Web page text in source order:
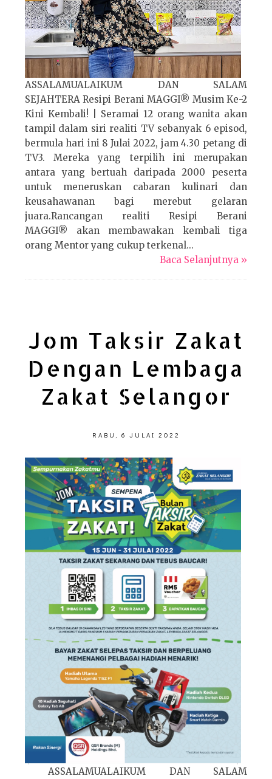
ASSALAMUALAIKUM DAN SALAM
SEJAHTERA Resipi Berani MAGGI® Musim Ke-2
Kini Kembali! | Seramai 12 orang wanita akan
tampil dalam siri realiti TV sebanyak 6 episod,
bermula hari ini 8 Julai 2022, jam 4.30 petang di
TV3. Mereka yang terpilih ini merupakan
antara yang bertuah daripada 2000 peserta
untuk meneruskan cabaran kulinari dan
keusahawanan bagi merebut gelaran
juara.Rancangan realiti Resipi Berani
MAGGI® akan membawakan kembali tiga
orang Mentor yang cukup terkenal...
Baca Selanjutnya »
Jom Taksir Zakat
Dengan Lembaga
Zakat Selangor
RABU, 6 JULAI 2022
ASSALAMUALAIKUM DAN SALAM